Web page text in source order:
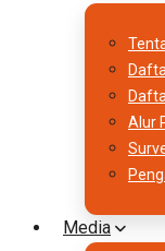
Alur
Media